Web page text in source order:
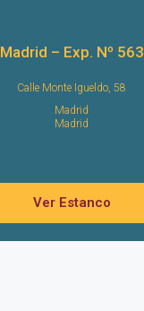
Madrid – Exp. Nº 563
Calle Monte Igueldo, 58
Madrid
Madrid
Ver Estanco